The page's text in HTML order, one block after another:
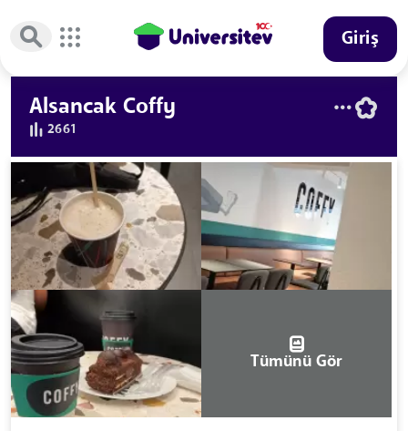
Giriş
Alsancak Coffy
2661
Tümünü Gör